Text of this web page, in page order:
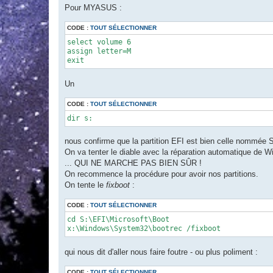
Pour MYASUS :
CODE : TOUT SÉLECTIONNER
select volume 6
assign letter=M
exit
Un
CODE : TOUT SÉLECTIONNER
dir s:
nous confirme que la partition EFI est bien celle nommée
On va tenter le diable avec la réparation automatique de
... QUI NE MARCHE PAS BIEN SÛR !
On recommence la procédure pour avoir nos partitions.
On tente le fixboot :
CODE : TOUT SÉLECTIONNER
cd S:\EFI\Microsoft\Boot
x:\Windows\System32\bootrec /fixboot
qui nous dit d'aller nous faire foutre - ou plus poliment :